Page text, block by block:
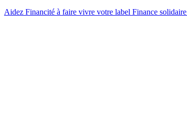
Aidez Financité à faire vivre votre label Finance solidaire